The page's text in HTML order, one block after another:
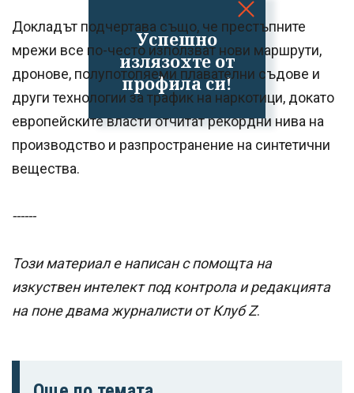
Успешно
излязохте от
профила си!
Докладът подчертава също, че престъпните
мрежи все по-често използват нови маршрути,
дронове, полупотопяеми плавателни съдове и
други технологии за трафик на наркотици, докато
европейските власти отчитат рекордни нива на
производство и разпространение на синтетични
вещества.
------
Този материал е написан с помощта на
изкуствен интелект под контрола и редакцията
на поне двама журналисти от Клуб Z.